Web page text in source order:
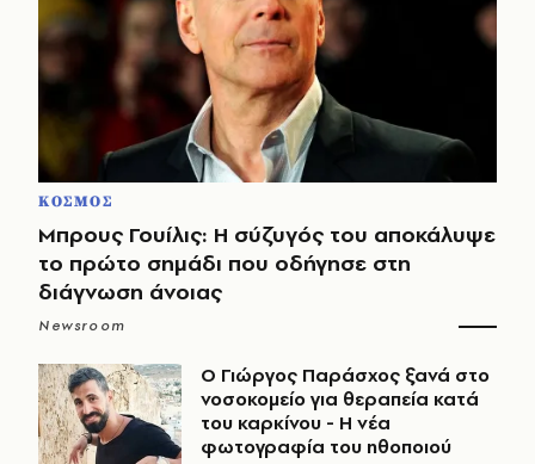
ΚΟΣΜΟΣ
Μπρους Γουίλις: Η σύζυγός του αποκάλυψε
το πρώτο σημάδι που οδήγησε στη
διάγνωση άνοιας
Newsroom
O Γιώργος Παράσχος ξανά στο
νοσοκομείο για θεραπεία κατά
του καρκίνου - Η νέα
φωτογραφία του ηθοποιού